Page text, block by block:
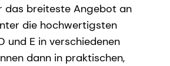
das breiteste Angebot an
die hochwertigsten
und E in verschiedenen
dann in praktischen,